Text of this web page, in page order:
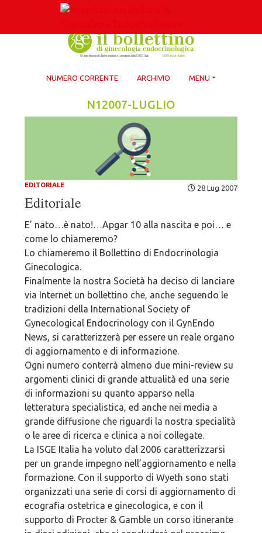
NUMERO CORRENTE ARCHIVIO MENU
N12007-LUGLIO
EDITORIALE 28 Lug 2007
Editoriale
E’ nato…è nato!…Apgar 10 alla nascita e poi… e
come lo chiameremo?
Lo chiameremo il Bollettino di Endocrinologia
Ginecologica.
Finalmente la nostra Società ha deciso di lanciare
via Internet un bollettino che, anche seguendo le
tradizioni della International Society of
Gynecological Endocrinology con il GynEndo
News, si caratterizzerà per essere un reale organo
di aggiornamento e di informazione.
Ogni numero conterrà almeno due mini-review su
argomenti clinici di grande attualità ed una serie
di informazioni su quanto apparso nella
letteratura specialistica, ed anche nei media a
grande diffusione che riguardi la nostra specialità
o le aree di ricerca e clinica a noi collegate.
La ISGE Italia ha voluto dal 2006 caratterizzarsi
per un grande impegno nell’aggiornamento e nella
formazione. Con il supporto di Wyeth sono stati
organizzati una serie di corsi di aggiornamento di
ecografia ostetrica e ginecologica, e con il
supporto di Procter & Gamble un corso itinerante